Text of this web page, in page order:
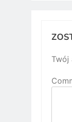
Twój